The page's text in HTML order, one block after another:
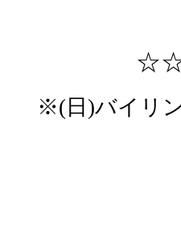
☆☆
※(日 )バイリ